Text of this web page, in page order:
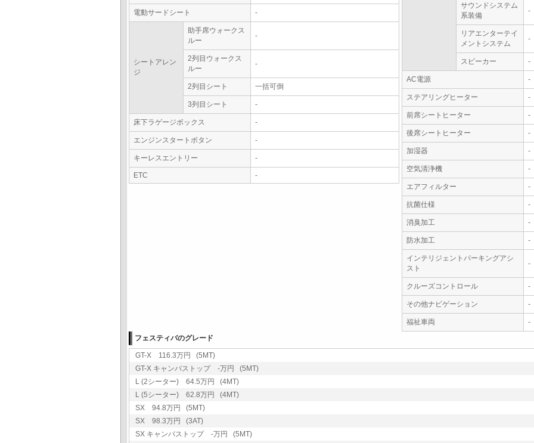
電動サードシート -
シートアレン
ジ
助手席ウォークス
ルー
-
2列目ウォークス
ルー
-
2列目シート 一括可倒
3列目シート -
床下ラゲージボックス -
エンジンスタートボタン -
キーレスエントリー -
ETC -
サウンドシステム
系装備
-
リアエンターテイ
メントシステム
-
スピーカー -
AC電源 -
ステアリングヒーター -
前席シートヒーター -
後席シートヒーター -
加湿器 -
空気清浄機 -
エアフィルター -
抗菌仕様 -
消臭加工 -
防水加工 -
インテリジェントパーキングアシ
スト
-
クルーズコントロール -
その他ナビゲーション -
福祉車両
-
フェスティバのグレード
GT-X 116.3万円 (5MT)
GT-X キャンバストップ -万円 (5MT)
L (2シーター) 64.5万円 (4MT)
L (5シーター) 62.8万円 (4MT)
SX 94.8万円 (5MT)
SX 98.3万円 (3AT)
SX キャンバストップ -万円 (5MT)